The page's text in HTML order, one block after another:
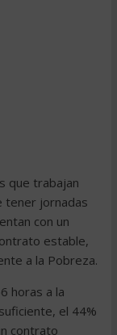
que trabajan
tener jornadas
con un
estable,
a la Pobreza.
horas a la
el 44%
contrato